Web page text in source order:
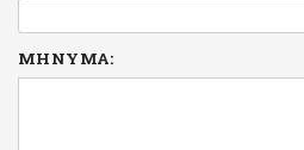
ΜΗΝΥΜΑ: